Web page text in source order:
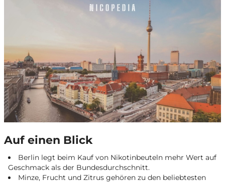
Auf einen Blick
Berlin legt beim Kauf von Nikotinbeuteln mehr Wert auf
Geschmack als der Bundesdurchschnitt.
Minze, Frucht und Zitrus gehören zu den beliebtesten